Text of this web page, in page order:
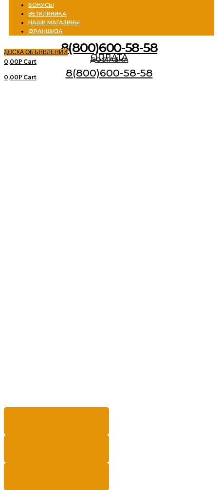
БОНУСЫ
ВЕТКЛИНИКА
НАШИ МАГАЗИНЫ
ФРАНШИЗА
8(800)600-58-58
ДОСКА ОБЪЯВЛЕНИЙ
ДОСТАВКА
ОПЛАТА
0,00Р Cart
8(800)600-58-58
0,00Р Cart